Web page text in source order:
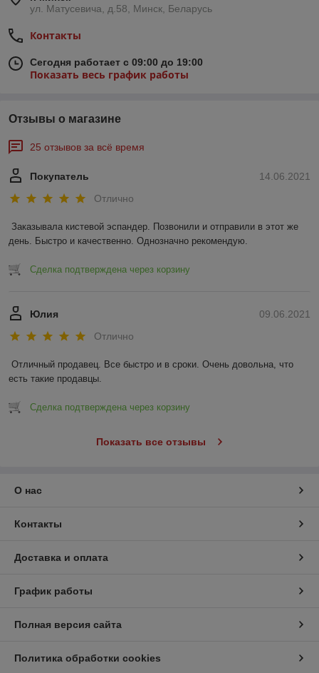
ул. Матусевича, д.58, Минск, Беларусь
Контакты
Сегодня работает с 09:00 до 19:00
Показать весь график работы
Отзывы о магазине
25 отзывов за всё время
14.06.2021
Покупатель
Отлично
Заказывала кистевой эспандер. Позвонили и отправили в этот же
день. Быстро и качественно. Однозначно рекомендую.
Сделка подтверждена через корзину
09.06.2021
Юлия
Отлично
Отличный продавец. Все быстро и в сроки. Очень довольна, что
есть такие продавцы.
Сделка подтверждена через корзину
Показать все отзывы
О нас
Контакты
Доставка и оплата
График работы
Полная версия сайта
Политика обработки cookies